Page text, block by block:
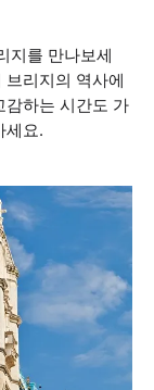
지를 만나보세
리지의 역사에
감하는 시간도 가
세요.